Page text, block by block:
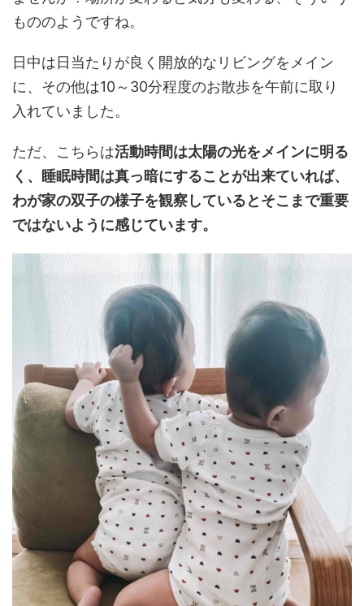
もののようですね。
日中は日当たりが良く開放的なリビングをメイン
に、その他は10～30分程度のお散歩を午前に取り
入れていました。
ただ、こちらは活動時間は太陽の光をメインに明る
く、睡眠時間は真っ暗にすることが出来ていれば、
わが家の双子の様子を観察しているとそこまで重要
ではないように感じています。